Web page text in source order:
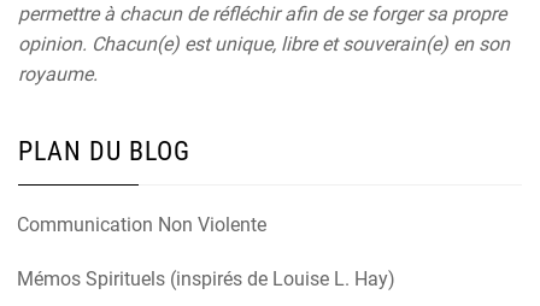
permettre à chacun de réfléchir afin de se forger sa propre
opinion. Chacun(e) est unique, libre et souverain(e) en son
royaume.
PLAN DU BLOG
Communication Non Violente
Mémos Spirituels (inspirés de Louise L. Hay)